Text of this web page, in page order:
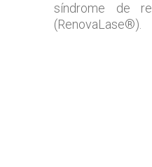
síndrome de
(RenovaLase®).